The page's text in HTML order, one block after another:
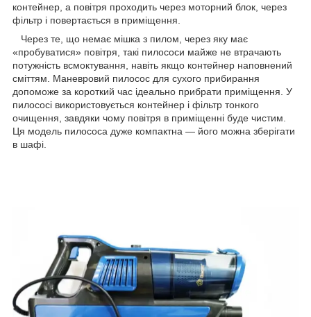
контейнер, а повітря проходить через моторний блок, через
фільтр і повертається в приміщення.
Через те, що немає мішка з пилом, через яку має
«пробуватися» повітря, такі пилососи майже не втрачають
потужність всмоктування, навіть якщо контейнер наповнений
сміттям. Маневровий пилосос для сухого прибирання
допоможе за короткий час ідеально прибрати приміщення. У
пилососі використовується контейнер і фільтр тонкого
очищення, завдяки чому повітря в приміщенні буде чистим.
Ця модель пилососа дуже компактна — його можна зберігати
в шафі.